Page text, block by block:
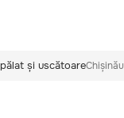
și uscătoareChișinău